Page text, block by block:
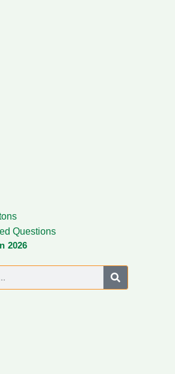
Questions
2026